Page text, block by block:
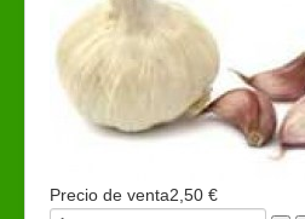
Precio de venta2,50 €